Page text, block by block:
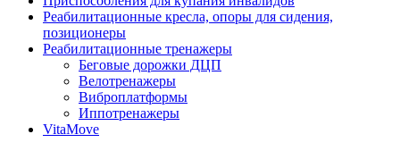
Реабилитационные кресла, опоры для сидения,
позиционеры
Реабилитационные тренажеры
Беговые дорожки ДЦП
Велотренажеры
Виброплатформы
Иппотренажеры
VitaMove